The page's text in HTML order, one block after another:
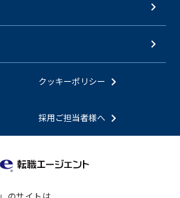
クッキーポリシー
採用ご担当者様へ
」のサイトは